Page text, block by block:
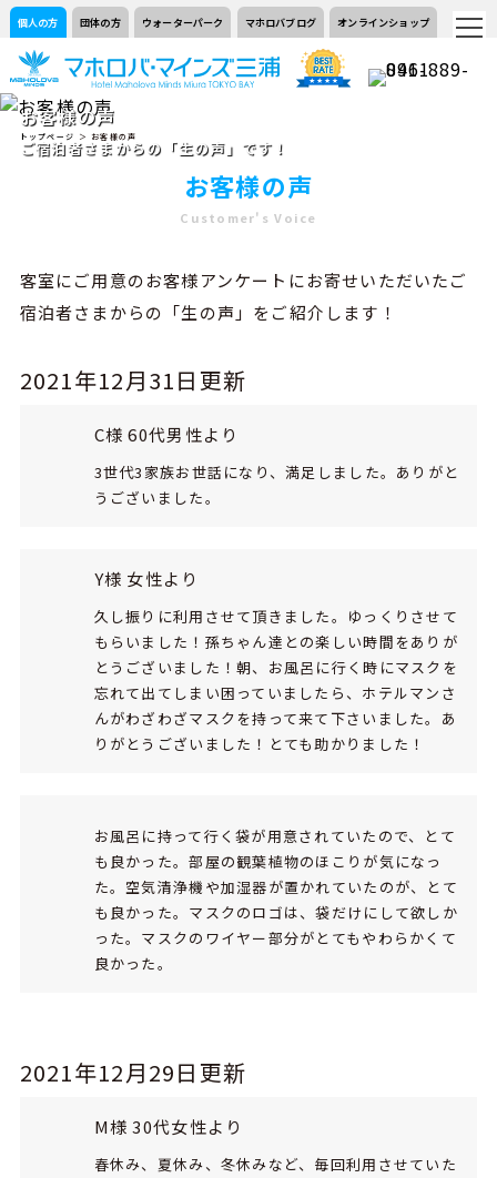
個人の方 団体の方 ウォーターパーク マホロバブログ オンラインショップ
お客様の声
ご宿泊者さまからの「生の声」です！
トップページ ＞ お客様の声
お客様の声
Customer's Voice
客室にご用意のお客様アンケートにお寄せいただいたご
宿泊者さまからの「生の声」をご紹介します！
2021年12月31日更新
C様 60代男性より
3世代3家族お世話になり、満足しました。ありがと
うございました。
Y様 女性より
久し振りに利用させて頂きました。ゆっくりさせて
もらいました！孫ちゃん達との楽しい時間をありが
とうございました！朝、お風呂に行く時にマスクを
忘れて出てしまい困っていましたら、ホテルマンさ
んがわざわざマスクを持って来て下さいました。あ
りがとうございました！とても助かりました！
お風呂に持って行く袋が用意されていたので、とて
も良かった。部屋の観葉植物のほこりが気になっ
た。空気清浄機や加湿器が置かれていたのが、とて
も良かった。マスクのロゴは、袋だけにして欲しか
った。マスクのワイヤー部分がとてもやわらかくて
良かった。
2021年12月29日更新
M様 30代女性より
春休み、夏休み、冬休みなど、毎回利用させていた